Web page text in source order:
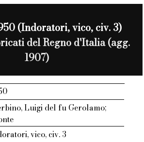
(Indoratori, vico, civ. 3)
del Regno d'Italia (agg.
1907)
Luigi del fu Gerolamo;
vico, civ. 3